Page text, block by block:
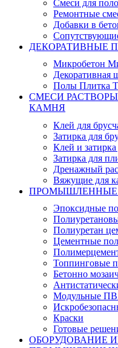
Смеси для
Ремонтные
Добавки в
ДЕКОРАТИВНЫЕ
Микробетон
Декоративная
Полы Плитка
СМЕСИ
КАМНЯ
Клей для
Затирка для
Клей и
Затирка для
Дренажный
Вяжущие для
Эпоксидные
Полиуретан
Цементные
Топпинговые
Бетонно
Модульные
Краски
Готовые
ОБОРУДОВАНИЕ